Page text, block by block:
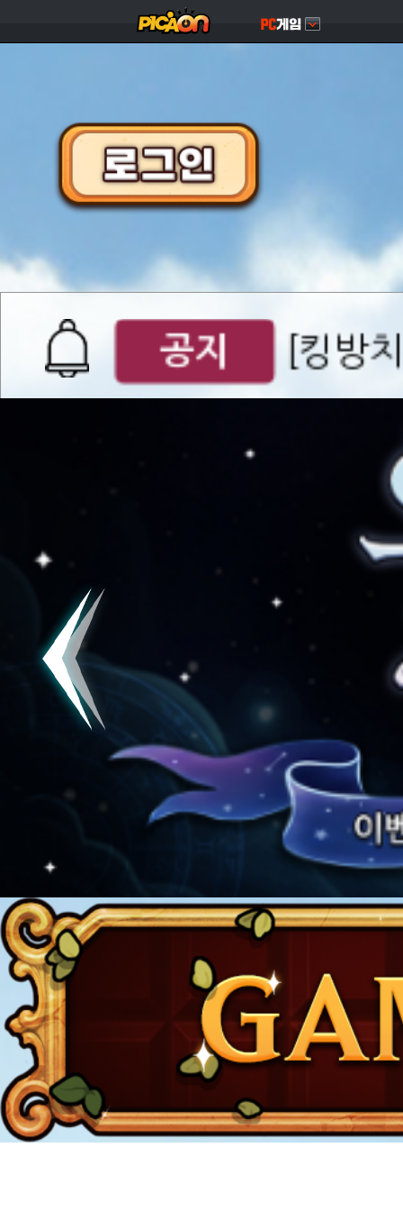
공지
서버오픈 07월
공지 [킹방
[킹방
[킹방
[킹방
서버오픈 07월